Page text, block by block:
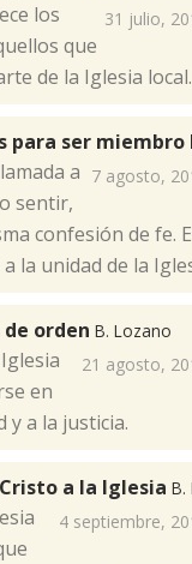
31 julio,
los
que
de la Iglesia local.
para ser miembro
7 agosto,
a
sentir,
confesión de fe.
la unidad de la
de orden B. Lozano
21 agosto,
en
y a la justicia.
a la Iglesia B.
4 septiembre,